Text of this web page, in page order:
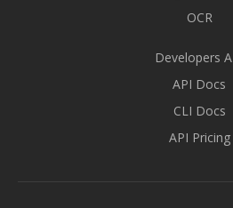
OCR
Developers
API Docs
CLI Docs
API Pricing